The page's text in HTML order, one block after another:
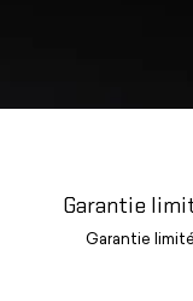
Garantie
Garantie